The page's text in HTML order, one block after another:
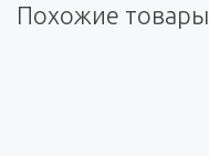
Похожие товары